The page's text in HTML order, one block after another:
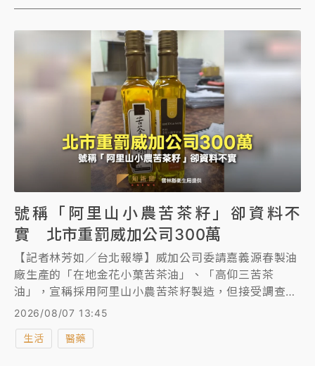
旅客須留在車站內配合疏散避難，未依規定配合者，最
高可處15萬元罰鍰。
號稱「阿里山小農苦茶籽」卻資料不
實 北市重罰威加公司300萬
【記者林芳如／台北報導】威加公司委請嘉義源春製油
廠生產的「在地金花小菓苦茶油」、「高仰三苦茶
油」，宣稱採用阿里山小農苦茶籽製造，但接受調查時
僅提出採購代理人所提供之苦茶籽採收照片、影片做為
具有對應關聯性，亦無法據以確認，該批苦茶籽確實供
2026/08/07 13:45
生活 醫藥